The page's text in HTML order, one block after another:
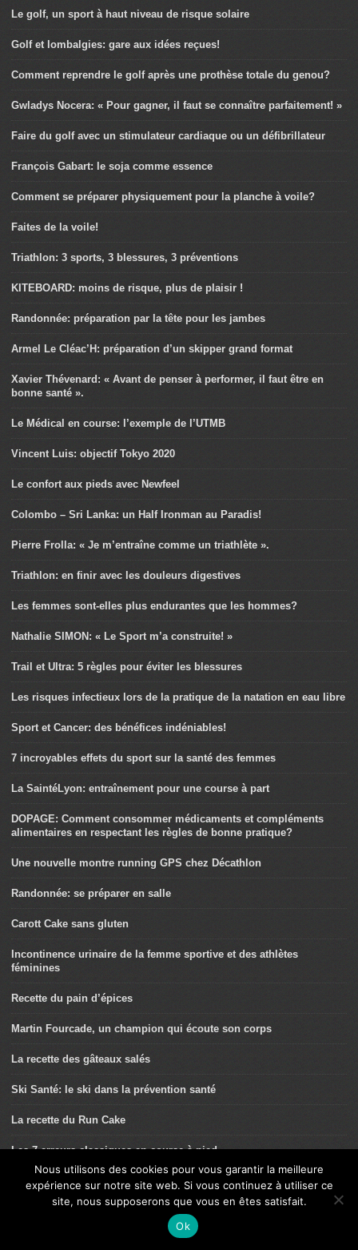
Le golf, un sport à haut niveau de risque solaire
Golf et lombalgies: gare aux idées reçues!
Comment reprendre le golf après une prothèse totale du genou?
Gwladys Nocera: « Pour gagner, il faut se connaître parfaitement! »
Faire du golf avec un stimulateur cardiaque ou un défibrillateur
François Gabart: le soja comme essence
Comment se préparer physiquement pour la planche à voile?
Faites de la voile!
Triathlon: 3 sports, 3 blessures, 3 préventions
KITEBOARD: moins de risque, plus de plaisir !
Randonnée: préparation par la tête pour les jambes
Armel Le Cléac’H: préparation d’un skipper grand format
Xavier Thévenard: « Avant de penser à performer, il faut être en
bonne santé ».
Le Médical en course: l’exemple de l’UTMB
Vincent Luis: objectif Tokyo 2020
Le confort aux pieds avec Newfeel
Colombo – Sri Lanka: un Half Ironman au Paradis!
Pierre Frolla: « Je m’entraîne comme un triathlète ».
Triathlon: en finir avec les douleurs digestives
Les femmes sont-elles plus endurantes que les hommes?
Nathalie SIMON: « Le Sport m’a construite! »
Trail et Ultra: 5 règles pour éviter les blessures
Les risques infectieux lors de la pratique de la natation en eau libre
Sport et Cancer: des bénéfices indéniables!
7 incroyables effets du sport sur la santé des femmes
La SaintéLyon: entraînement pour une course à part
DOPAGE: Comment consommer médicaments et compléments
alimentaires en respectant les règles de bonne pratique?
Une nouvelle montre running GPS chez Décathlon
Randonnée: se préparer en salle
Carott Cake sans gluten
Incontinence urinaire de la femme sportive et des athlètes
féminines
Recette du pain d’épices
Martin Fourcade, un champion qui écoute son corps
La recette des gâteaux salés
Ski Santé: le ski dans la prévention santé
La recette du Run Cake
Les 7 erreurs classiques en course à pied
La préparation physique aux séjours de ski et des sports d’hiver
Mathilde Gros: étoile montante du cyclisme sur piste
Natation et maladies cardio-vasculaires
Nous utilisons des cookies pour vous garantir la meilleure
expérience sur notre site web. Si vous continuez à utiliser ce
site, nous supposerons que vous en êtes satisfait.
Ok